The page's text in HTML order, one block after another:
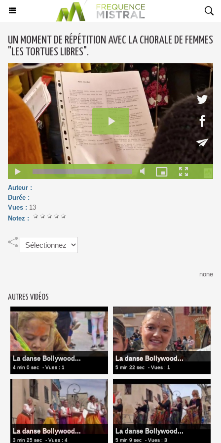
UN MOMENT DE RÉPÉTITION AVEC LA CHORALE DE FEMMES
"LES TORTUES LIBRES".
Auteur :
Durée :
Vues : 13
Notez :
none
AUTRES VIDÉOS
La danse Bollywood...
4 min 0 sec - Vues : 1
La danse Bollywood...
5 min 22 sec - Vues : 1
La danse Bollywood...
3 min 25 sec - Vues : 4
La danse Bollywood...
5 min 9 sec - Vues : 3